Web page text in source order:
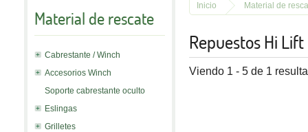
Material de rescate
Cabrestante / Winch
Accesorios Winch
Soporte cabrestante oculto
Eslingas
Grilletes
Inicio Material de
Repuestos Hi Lift
Viendo 1 - 5 de 1